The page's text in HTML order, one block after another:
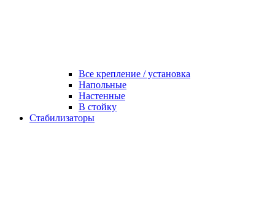
Все крепление / установка
Напольные
Настенные
В стойку
Стабилизаторы